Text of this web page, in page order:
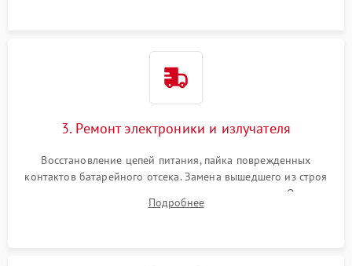
3. Ремонт электроники и излучателя
Восстановление цепей питания, пайка поврежденных
контактов батарейного отсека. Замена вышедшего из строя
светодиода или микросхемы управления яркостью. Очистка
платы от коррозии и нанесение защитного лака для
Подробнее